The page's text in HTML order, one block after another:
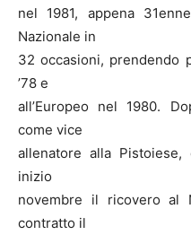
nel 1981, appena
Nazionale in
32 occasioni, prendendo
’78 e
all’Europeo nel 1980.
come vice
allenatore alla
inizio
novembre il ricovero al
contratto il